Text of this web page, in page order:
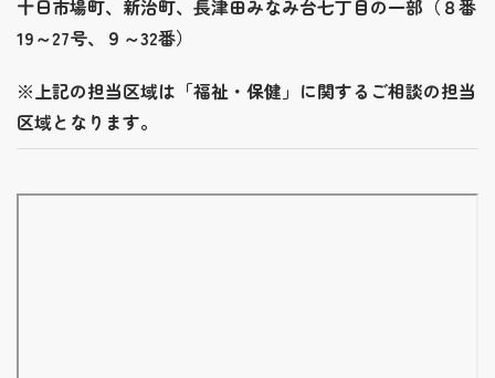
十日市場町、新治町、長津田みなみ台七丁目の一部（８番
19～27号、９～32番）
※上記の担当区域は「福祉・保健」に関するご相談の担当
区域となります。